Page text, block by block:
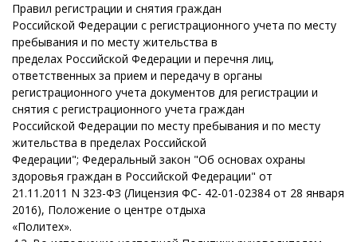
Правил регистрации и снятия граждан
Российской Федерации с регистрационного учета по месту
пребывания и по месту жительства в
пределах Российской Федерации и перечня лиц,
ответственных за прием и передачу в органы
регистрационного учета документов для регистрации и
снятия с регистрационного учета граждан
Российской Федерации по месту пребывания и по месту
жительства в пределах Российской
Федерации"; Федеральный закон "Об основах охраны
здоровья граждан в Российской Федерации" от
21.11.2011 N 323-ФЗ (Лицензия ФС- 42-01-02384 от 28 января
2016), Положение о центре отдыха
«Политех».